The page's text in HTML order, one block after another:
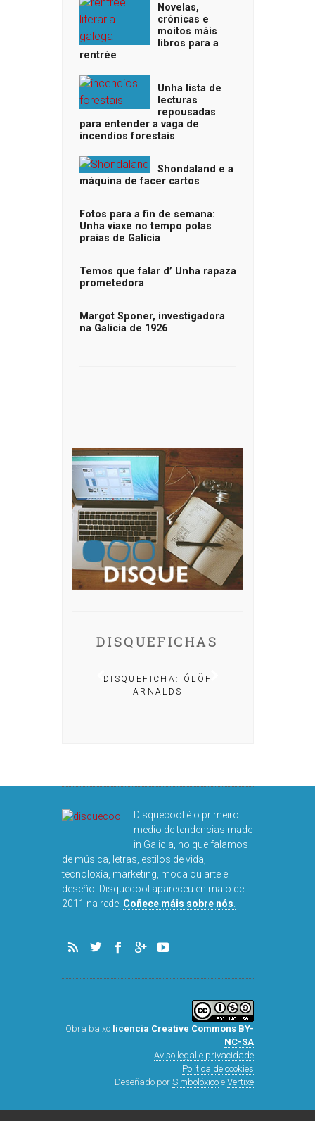
Novelas,
crónicas e
moitos máis
libros para a
rentrée
Unha lista de
lecturas
repousadas
para entender a vaga de
incendios forestais
Shondaland e a
máquina de facer cartos
Fotos para a fin de semana:
Unha viaxe no tempo polas
praias de Galicia
Temos que falar d’ Unha rapaza
prometedora
Margot Sponer, investigadora
na Galicia de 1926
DISQUEFICHAS
DISQUEFICHA: ÓLÖF
ARNALDS
Disquecool é o primeiro
medio de tendencias made
in Galicia, no que falamos
de música, letras, estilos de vida,
tecnoloxía, marketing, moda ou arte e
deseño. Disquecool apareceu en maio de
2011 na rede! Coñece máis sobre nós
Obra baixo licencia Creative Commons BY-
NC-SA
Aviso legal e privacidade
Política de cookies
Deseñado por Simbolóxicoe Vertixe